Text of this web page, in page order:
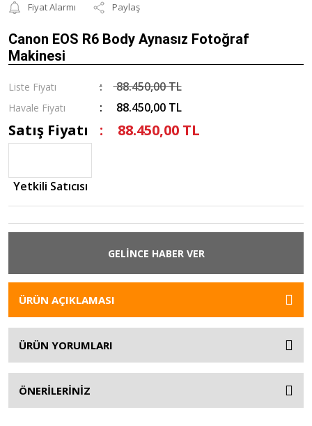
Fiyat Alarmı
Paylaş
Canon EOS R6 Body Aynasız Fotoğraf
Makinesi
Liste Fiyatı 88.450,00 TL
Havale Fiyatı 88.450,00 TL
Satış Fiyatı 88.450,00 TL
Yetkili Satıcısı
GELİNCE HABER VER
ÜRÜN AÇIKLAMASI
ÜRÜN YORUMLARI
ÖNERİLERİNİZ